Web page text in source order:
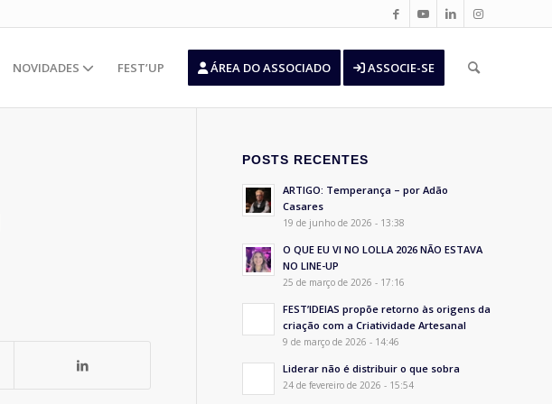
NOVIDADES FEST’UP ÁREA DO ASSOCIADO ASSOCIE-SE
POSTS RECENTES
ARTIGO: Temperança – por Adão
Casares
19 de junho de 2026 - 13:38
O QUE EU VI NO LOLLA 2026 NÃO ESTAVA
NO LINE-UP
25 de março de 2026 - 17:16
FEST’IDEIAS propõe retorno às origens da
criação com a Criatividade Artesanal
9 de março de 2026 - 14:46
Liderar não é distribuir o que sobra
24 de fevereiro de 2026 - 15:54